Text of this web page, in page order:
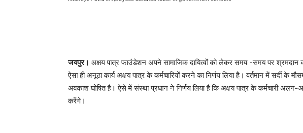
जयपुर। अक्षय पात्र फाउंडेशन अपने सामाजिक दायित्वों को लेकर समय -समय पर श्रमदान
ऐसा ही अनूठा कार्य अक्षय पात्र के कर्मचारियों करने का निर्णय लिया है। वर्तमान में सर्दी के
अवकाश घोषित है। ऐसे में संस्था प्रधान ने निर्णय लिया है कि अक्षय पात्र के कर्मचारी
करेंगे।